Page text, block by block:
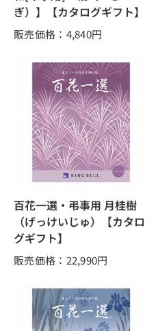
ぎ）】【カタログギフト】
販売価格：4,840円
百花一選・弔事用 月桂樹
（げっけいじゅ）【カタロ
グギフト】
販売価格：22,990円